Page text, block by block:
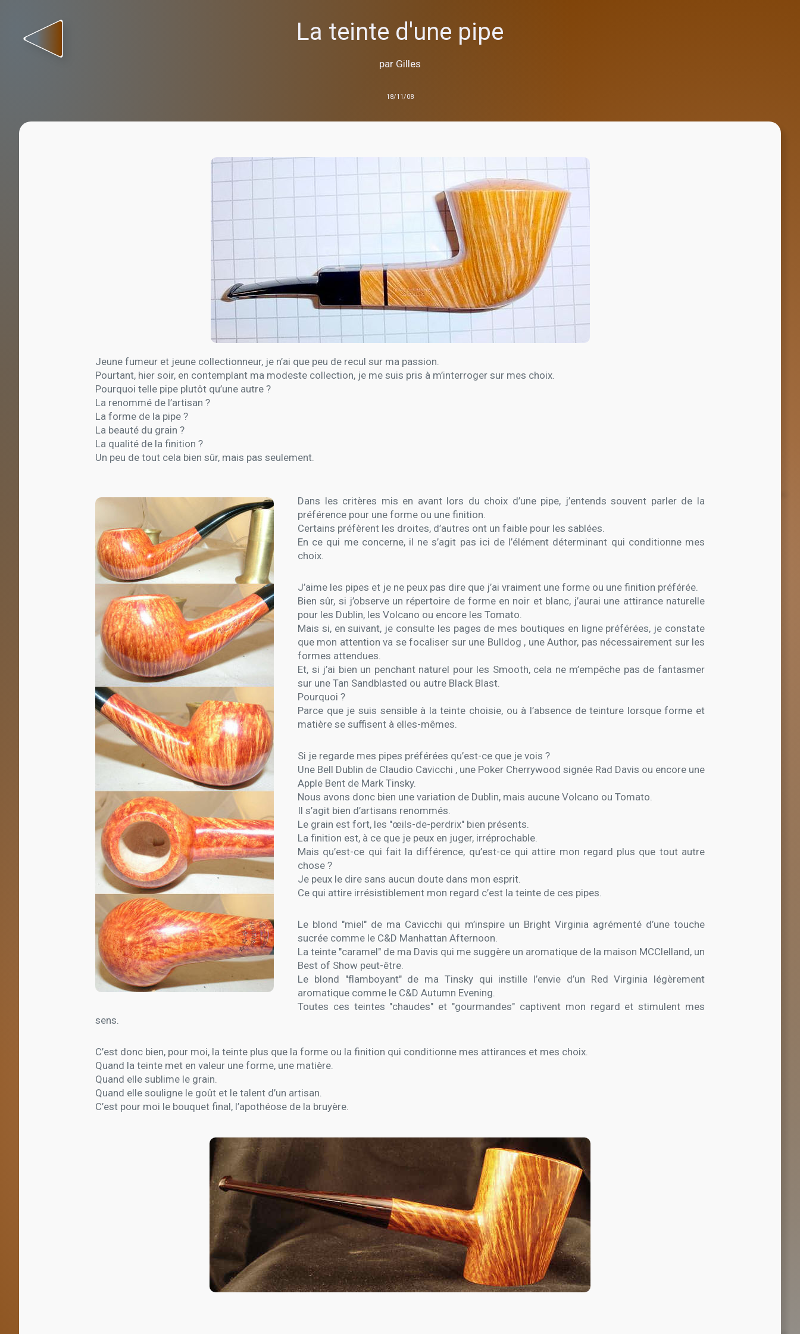
La teinte d'une pipe
par Gilles
18/11/08
Jeune fumeur et jeune collectionneur, je n’ai que peu de recul sur ma passion.
Pourtant, hier soir, en contemplant ma modeste collection, je me suis pris à m’interroger sur mes choix.
Pourquoi telle pipe plutôt qu’une autre ?
La renommé de l’artisan ?
La forme de la pipe ?
La beauté du grain ?
La qualité de la finition ?
Un peu de tout cela bien sûr, mais pas seulement.
Dans les critères mis en avant lors du choix d’une pipe, j’entends souvent parler de la
préférence pour une forme ou une finition.
Certains préfèrent les droites, d’autres ont un faible pour les sablées.
En ce qui me concerne, il ne s’agit pas ici de l’élément déterminant qui conditionne mes
choix.
J’aime les pipes et je ne peux pas dire que j’ai vraiment une forme ou une finition préférée.
Bien sûr, si j’observe un répertoire de forme en noir et blanc, j’aurai une attirance naturelle
pour les Dublin, les Volcano ou encore les Tomato.
Mais si, en suivant, je consulte les pages de mes boutiques en ligne préférées, je constate
que mon attention va se focaliser sur une Bulldog , une Author, pas nécessairement sur les
formes attendues.
Et, si j’ai bien un penchant naturel pour les Smooth, cela ne m’empêche pas de fantasmer
sur une Tan Sandblasted ou autre Black Blast.
Pourquoi ?
Parce que je suis sensible à la teinte choisie, ou à l’absence de teinture lorsque forme et
matière se suffisent à elles-mêmes.
Si je regarde mes pipes préférées qu’est-ce que je vois ?
Une Bell Dublin de Claudio Cavicchi , une Poker Cherrywood signée Rad Davis ou encore une
Apple Bent de Mark Tinsky.
Nous avons donc bien une variation de Dublin, mais aucune Volcano ou Tomato.
Il s’agit bien d’artisans renommés.
Le grain est fort, les "œils-de-perdrix" bien présents.
La finition est, à ce que je peux en juger, irréprochable.
Mais qu’est-ce qui fait la différence, qu’est-ce qui attire mon regard plus que tout autre
chose ?
Je peux le dire sans aucun doute dans mon esprit.
Ce qui attire irrésistiblement mon regard c’est la teinte de ces pipes.
Le blond "miel" de ma Cavicchi qui m’inspire un Bright Virginia agrémenté d’une touche
sucrée comme le C&D Manhattan Afternoon.
La teinte "caramel" de ma Davis qui me suggère un aromatique de la maison MCClelland, un
Best of Show peut-être.
Le blond "flamboyant" de ma Tinsky qui instille l’envie d’un Red Virginia légèrement
aromatique comme le C&D Autumn Evening.
Toutes ces teintes "chaudes" et "gourmandes" captivent mon regard et stimulent mes
sens.
C’est donc bien, pour moi, la teinte plus que la forme ou la finition qui conditionne mes attirances et mes choix.
Quand la teinte met en valeur une forme, une matière.
Quand elle sublime le grain.
Quand elle souligne le goût et le talent d’un artisan.
C’est pour moi le bouquet final, l’apothéose de la bruyère.